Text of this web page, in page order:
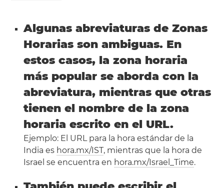
Algunas abreviaturas de Zonas
Horarias son ambiguas. En
estos casos, la zona horaria
más popular se aborda con la
abreviatura, mientras que otras
tienen el nombre de la zona
horaria escrito en el URL.
Ejemplo: El URL para la hora estándar de la
India es hora.mx/IST, mientras que la hora de
Israel se encuentra en hora.mx/Israel_Time.